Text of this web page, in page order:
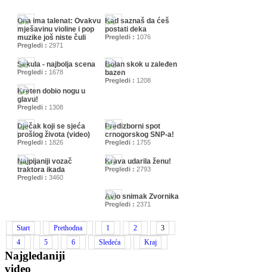
Kad saznaš da ćeš
postati deka
Pregledi : 1076
Ona ima talenat: Ovakvu
mješavinu violine i pop
muzike još niste čuli
Pregledi :2971
Bolan skok u zaleđen
bazen
Pregledi : 1208
Sekula - najbolja scena
Pregledi : 1678
Kreten dobio nogu u
glavu!
Pregledi : 1308
Predizborni spot
crnogorskog SNP-a!
Pregledi : 1755
Dječak koji se sjeća
prošlog života (video)
Pregledi : 1826
Krava udarila ženu!
Pregledi :2793
Najpijaniji vozač
traktora ikada
Pregledi :3460
Avio snimak Zvornika
Pregledi :2371
Start Prethodna 1 2
3
4
5 6 Sledeća Kraj
Najgledaniji
video